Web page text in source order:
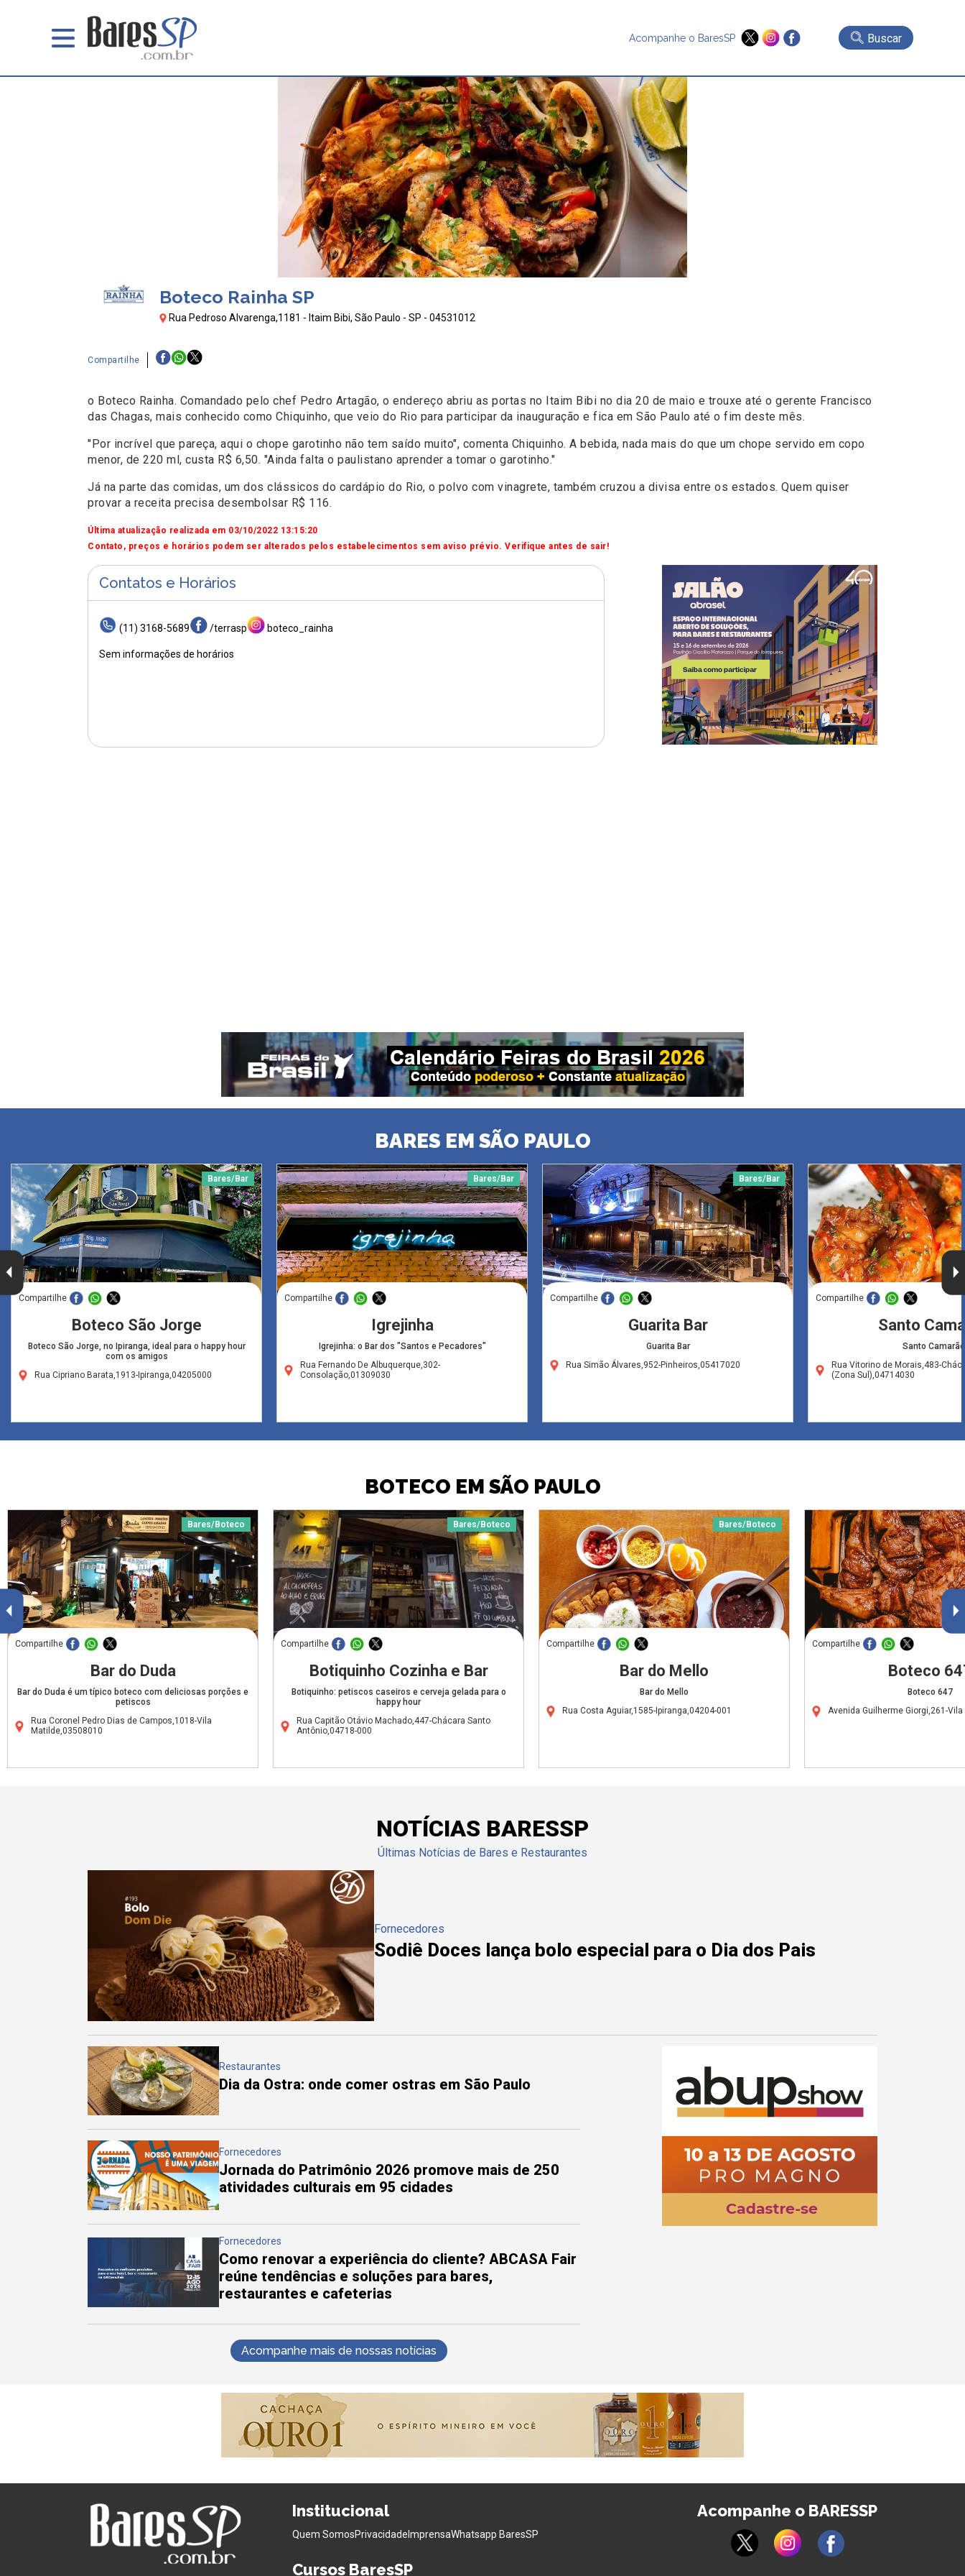
Acompanhe o BaresSP Buscar
Boteco Rainha SP
Rua Pedroso Alvarenga,1181 - Itaim Bibi, São Paulo - SP - 04531012
Compartilhe
o Boteco Rainha. Comandado pelo chef Pedro Artagão, o endereço abriu as portas no Itaim Bibi no dia 20 de maio e trouxe até o gerente Francisco
das Chagas, mais conhecido como Chiquinho, que veio do Rio para participar da inauguração e fica em São Paulo até o fim deste mês.
"Por incrível que pareça, aqui o chope garotinho não tem saído muito", comenta Chiquinho. A bebida, nada mais do que um chope servido em copo
menor, de 220 ml, custa R$ 6,50. "Ainda falta o paulistano aprender a tomar o garotinho."
Já na parte das comidas, um dos clássicos do cardápio do Rio, o polvo com vinagrete, também cruzou a divisa entre os estados. Quem quiser
provar a receita precisa desembolsar R$ 116.
Última atualização realizada em 03/10/2022 13:15:20
Contato, preços e horários podem ser alterados pelos estabelecimentos sem aviso prévio. Verifique antes de sair!
Contatos e Horários
(11) 3168-5689 /terrasp boteco_rainha
Sem informações de horários
BARES EM SÃO PAULO
Bares/Bar
Compartilhe
Boteco São Jorge
Boteco São Jorge, no Ipiranga, ideal para o happy hour
com os amigos
Rua Cipriano Barata,1913-Ipiranga,04205000
Bares/Bar
Compartilhe
Igrejinha
Igrejinha: o Bar dos "Santos e Pecadores"
Rua Fernando De Albuquerque,302-
Consolação,01309030
Bares/Bar
Compartilhe
Guarita Bar
Guarita Bar
Rua Simão Álvares,952-Pinheiros,05417020
Compartilhe
Santo
Santo Camarão
Rua Vitorino de Morais,483-
(Zona Sul),04714030
BOTECO EM SÃO PAULO
Bares/Boteco
Compartilhe
Bar do Duda
Bar do Duda é um típico boteco com deliciosas porções e
petiscos
Rua Coronel Pedro Dias de Campos,1018-Vila
Matilde,03508010
Bares/Boteco
Compartilhe
Botiquinho Cozinha e Bar
Botiquinho: petiscos caseiros e cerveja gelada para o
happy hour
Rua Capitão Otávio Machado,447-Chácara Santo
Antônio,04718-000
Bares/Boteco
Compartilhe
Bar do Mello
Bar do Mello
Rua Costa Aguiar,1585-Ipiranga,04204-001
Compartilhe
Boteco
Boteco 647
Avenida Guilherme Giorgi,261-
NOTÍCIAS BARESSP
Últimas Notícias de Bares e Restaurantes
Fornecedores
Sodiê Doces lança bolo especial para o Dia dos Pais
Restaurantes
Dia da Ostra: onde comer ostras em São Paulo
Fornecedores
Jornada do Patrimônio 2026 promove mais de 250
atividades culturais em 95 cidades
Fornecedores
Como renovar a experiência do cliente? ABCASA Fair
reúne tendências e soluções para bares,
restaurantes e cafeterias
Acompanhe mais de nossas notícias
Institucional
Quem SomosPrivacidadeImprensaWhatsapp BaresSP
Cursos BaresSP
Acompanhe o BARESSP